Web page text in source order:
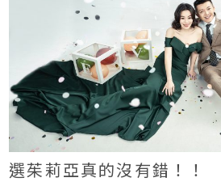
123
Read
選茱莉亞真的沒有錯！！